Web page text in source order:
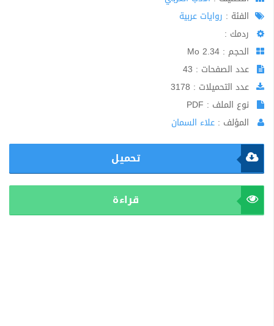
الفئة : روايات عربية
ردمك :
الحجم : 2.34 Mo
عدد الصفحات : 43
عدد التحميلات : 3178
نوع الملف : PDF
المؤلف : علاء السمان
تحميل
قراءة